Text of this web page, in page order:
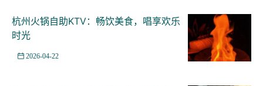
杭州火锅自助KTV：畅饮美食，唱享欢乐
时光
2026-04-22